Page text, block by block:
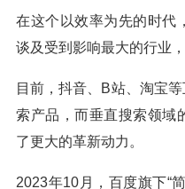
在这个以效率为先的时代
谈及受到影响最大的行业
目前，抖音、B站、淘宝
索产品，而垂直搜索领域
了更大的革新动力。
2023年10月，百度旗下“